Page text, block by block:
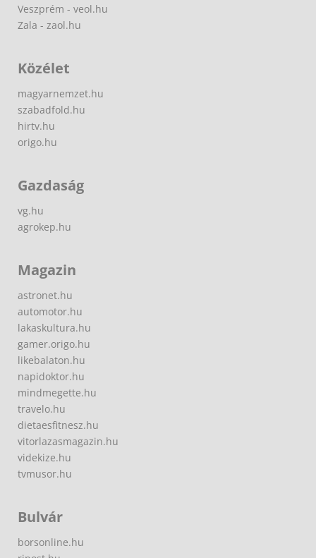
Veszprém - veol.hu
Zala - zaol.hu
Közélet
magyarnemzet.hu
szabadfold.hu
hirtv.hu
origo.hu
Gazdaság
vg.hu
agrokep.hu
Magazin
astronet.hu
automotor.hu
lakaskultura.hu
gamer.origo.hu
likebalaton.hu
napidoktor.hu
mindmegette.hu
travelo.hu
dietaesfitnesz.hu
vitorlazasmagazin.hu
videkize.hu
tvmusor.hu
Bulvár
borsonline.hu